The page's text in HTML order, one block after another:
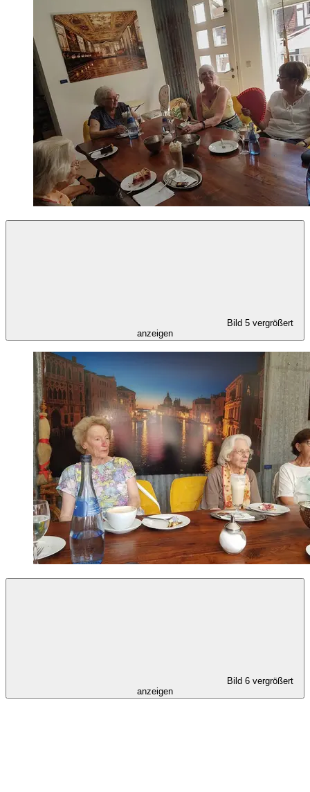
Bild 5 vergrößert
anzeigen
Bild 6 vergrößert
anzeigen